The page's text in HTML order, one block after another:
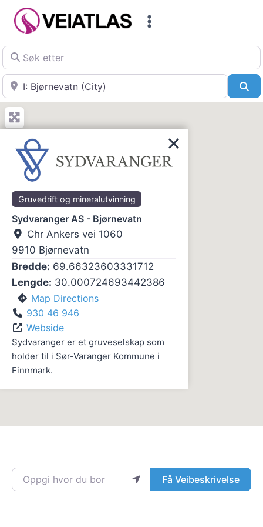
Skip
Søk etter
Nær
Oppgi hvor du bor Få Veibeskrivelse
Gruvedrift og mineralutvinning
Sydvaranger AS - Bjørnevatn
Chr Ankers vei 1060
9910 Bjørnevatn
Bredde: 69.66323603331712
Lengde: 30.000724693442386
Map Directions
930 46 946
Webside
Sydvaranger er et gruveselskap som
holder til i Sør-Varanger Kommune i
Finnmark.